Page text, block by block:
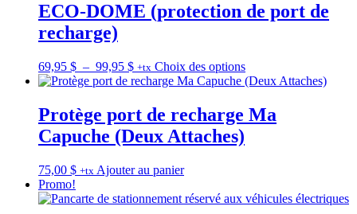
ECO-DOME (protection de port de
recharge)
69,95 $ – 99,95 $Plage
de
69,95 $
à
99,95 $
+tx Choix des optionsCe
produit
plusieurs
variations.
choisies
sur
Protège port de recharge Ma
Capuche (Deux Attaches)
75,00 $ +tx Ajouter au panier
Promo!